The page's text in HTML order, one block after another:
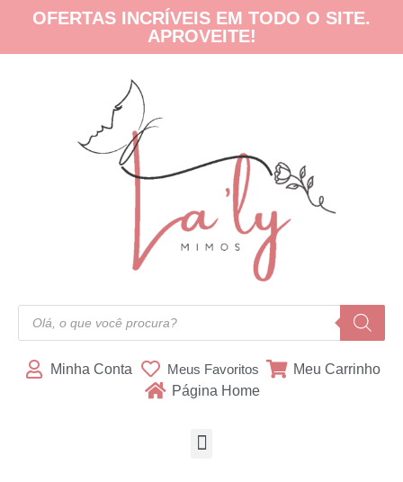
OFERTAS INCRÍVEIS EM TODO O SITE.
APROVEITE!
Minha Conta Meus Favoritos
Meu Carrinho
Página Home